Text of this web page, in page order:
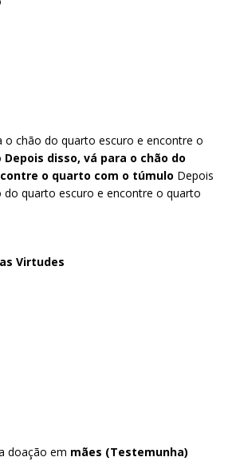
o chão do quarto escuro e encontre o
Depois disso, vá para o chão do
o quarto com o túmulo Depois
do quarto escuro e encontre o quarto
Virtudes
doação em mães (Testemunha)